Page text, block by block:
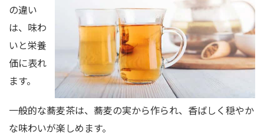
の違い
は、味わ
いと栄養
価に表れ
ます。
一般的な蕎麦茶は、蕎麦の実から作られ、香ばしく穏やか
な味わいが楽しめます。